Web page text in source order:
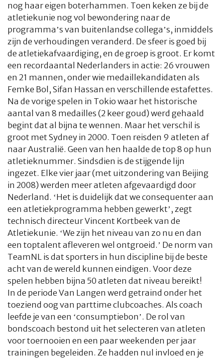
nog haar eigen boterhammen. Toen keken ze bij de
atletiekunie nog vol bewondering naar de
programma’s van buitenlandse collega’s, inmiddels
zijn de verhoudingen veranderd. De sfeer is goed bij
de atletiekafvaardiging, en de groep is groot. Er komt
een recordaantal Nederlanders in actie: 26 vrouwen
en 21 mannen, onder wie medaillekandidaten als
Femke Bol, Sifan Hassan en verschillende estafettes.
Na de vorige spelen in Tokio waar het historische
aantal van 8 medailles (2 keer goud) werd gehaald
begint dat al bijna te wennen. Maar het verschil is
groot met Sydney in 2000. Toen reisden 9 atleten af
naar Australië. Geen van hen haalde de top 8 op hun
atletieknummer. Sindsdien is de stijgende lijn
ingezet. Elke vier jaar (met uitzondering van Beijing
in 2008) werden meer atleten afgevaardigd door
Nederland. ‘Het is duidelijk dat we consequenter aan
een atletiekprogramma hebben gewerkt’, zegt
technisch directeur Vincent Kortbeek van de
Atletiekunie. ‘We zijn het niveau van zo nu en dan
een toptalent afleveren wel ontgroeid.’ De norm van
TeamNL is dat sporters in hun discipline bij de beste
acht van de wereld kunnen eindigen. Voor deze
spelen hebben bijna 50 atleten dat niveau bereikt!
In de periode Van Langen werd getraind onder het
toeziend oog van parttime clubcoaches. Als coach
leefde je van een ‘consumptiebon’. De rol van
bondscoach bestond uit het selecteren van atleten
voor toernooien en een paar weekenden per jaar
trainingen begeleiden. Ze hadden nul invloed en je